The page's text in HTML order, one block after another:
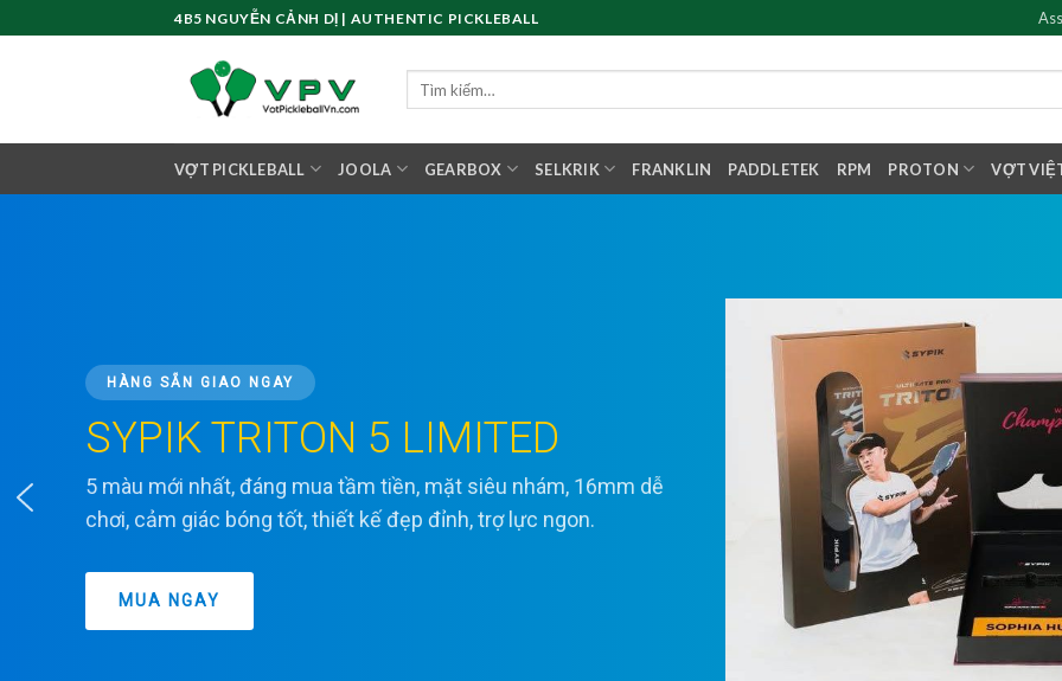
to
4B5 NGUYỄN CẢNH DỊ | AUTHENTIC PICKLEBALL
VỢT PICKLEBALL JOOLA GEARBOX SELKRIK FRANKLIN PADDLETEK RPM PROTON VỢT
HÀNG SẴN GIAO NGAY
SYPIK TRITON 5 LIMITED
5 màu mới nhất, đáng mua tầm tiền, mặt siêu nhám, 16mm dễ
chơi, cảm giác bóng tốt, thiết kế đẹp đỉnh, trợ lực ngon.
MUA NGAY